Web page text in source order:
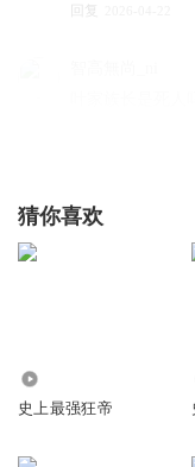
回复
练气，玄士，玄
尊，玄圣，圣王
我艹，这写了个
回复 2026-01-30
猜你喜欢
史上最强狂帝